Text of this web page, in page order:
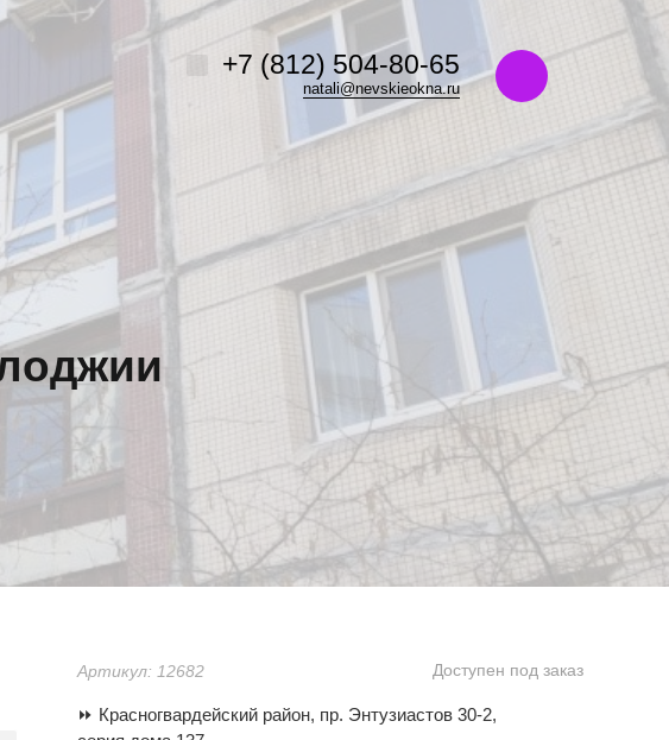
Найти
Например, название ЖК или адрес
+7 (812) 504-80-65
natali@nevskieokna.ru
Артикул: 12682 Доступен под заказ
⏩ Красногвардейский район, пр. Энтузиастов 30-2,